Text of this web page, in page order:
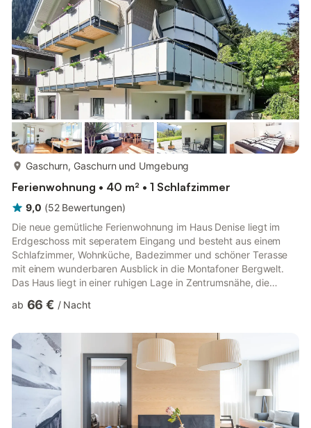
Gaschurn, Gaschurn und Umgebung
Ferienwohnung • 40 m² • 1 Schlafzimmer
9,0 (52 Bewertungen)
Die neue gemütliche Ferienwohnung im Haus Denise liegt im
Erdgeschoss mit seperatem Eingang und besteht aus einem
Schlafzimmer, Wohnküche, Badezimmer und schöner Terasse
mit einem wunderbaren Ausblick in die Montafoner Bergwelt.
Das Haus liegt in einer ruhigen Lage in Zentrumsnähe, die
Skigebiet ist in nur drei Fahrminuten erreichbar. In unmittelbarer
Winterwanderwege. Im Sommer haben sie ebenfalls
wunderbare Möglichkeiten und gelangen mit den Montafoner
Bergbahnen auf die höchsten ...
ab 66 € / Nacht